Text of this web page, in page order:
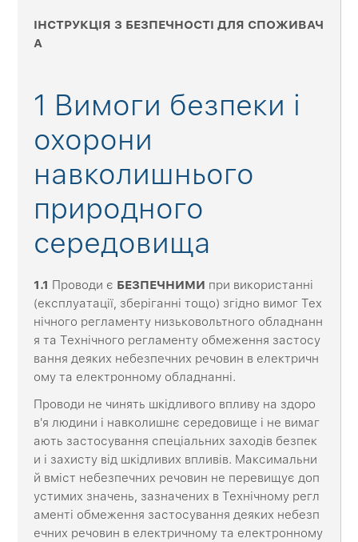
ІНСТРУКЦІЯ З БЕЗПЕЧНОСТІ ДЛЯ СПОЖИВАЧ
А
1 Вимоги безпеки і
охорони
навколишнього
природного
середовища
1.1 Проводи є БЕЗПЕЧНИМИ при використанні
(експлуатації, зберіганні тощо) згідно вимог Тех
нічного регламенту низьковольтного обладнанн
я та Технічного регламенту обмеження застосу
вання деяких небезпечних речовин в електричн
ому та електронному обладнанні.
Проводи не чинять шкідливого впливу на здоро
в'я людини і навколишнє середовище і не вимаг
ають застосування спеціальних заходів безпек
и і захисту від шкідливих впливів. Максимальни
й вміст небезпечних речовин не перевищує доп
устимих значень, зазначених в Технічному регл
аменті обмеження застосування деяких небезп
ечних речовин в електричному та електронному